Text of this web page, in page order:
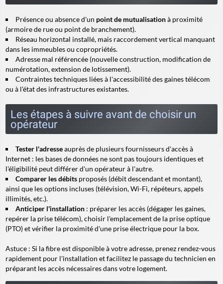
Présence ou absence d'un point de mutualisationà proximité
(armoire de rue ou point de branchement).
Réseau horizontal installé, mais raccordement vertical manquant
dans les immeubles ou copropriétés.
Adresse mal référencée (nouvelle construction, modification de
numérotation, extension de lotissement).
Contraintes techniques liées à l'accessibilité des gaines télécom
ou à l'état des infrastructures existantes.
Les étapes à suivre avant de choisir un
opérateur
Tester l'adresseauprès de plusieurs fournisseurs d'accès à
Internet : les bases de données ne sont pas toujours identiques et
l'éligibilité peut différer d'un opérateur à l'autre.
Comparer les débits proposés (débit descendant et montant),
ainsi que les options incluses (télévision, Wi-Fi, répéteurs, appels
illimités, etc.).
Anticiper l'installation : préparer les accès (dégager les gaines,
repérer la prise télécom), choisir l'emplacement de la prise optique
(PTO) et vérifier la proximité d'une prise électrique pour la box.
Astuce : Si la fibre est disponible à votre adresse, prenez rendez-vous
rapidement pour l'installation et facilitez le passage du technicien en
préparant les accès nécessaires dans votre logement.